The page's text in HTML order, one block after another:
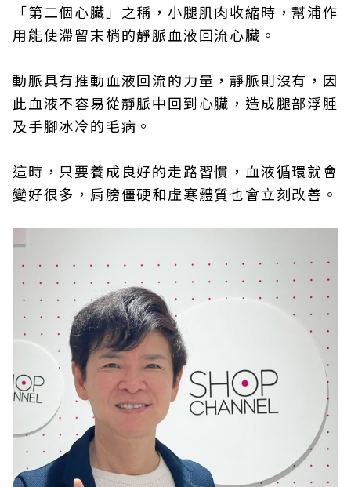
「第二個心臟」之稱，小腿肌肉收縮時，幫浦作
用能使滯留末梢的靜脈血液回流心臟。
動脈具有推動血液回流的力量，靜脈則沒有，因
此血液不容易從靜脈中回到心臟，造成腿部浮腫
及手腳冰冷的毛病。
這時，只要養成良好的走路習慣，血液循環就會
變好很多，肩膀僵硬和虛寒體質也會立刻改善。